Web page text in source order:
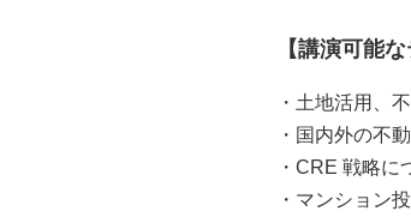
【講演可能
・土地活用、
・国内外の不
・CRE 戦略に
・マンション